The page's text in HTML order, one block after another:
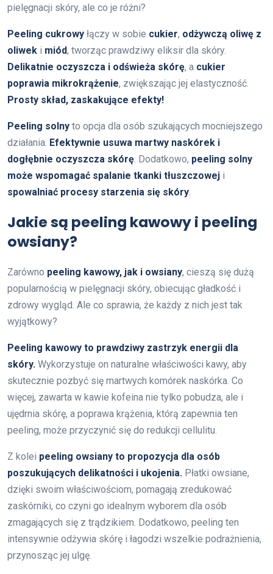
pielęgnacji skóry, ale co je różni?
Peeling cukrowy łączy w sobie cukier, odżywczą oliwę z
oliwek i miód, tworząc prawdziwy eliksir dla skóry.
Delikatnie oczyszcza i odświeża skórę, a cukier
poprawia mikrokrążenie, zwiększając jej elastyczność.
Prosty skład, zaskakujące efekty!
Peeling solny to opcja dla osób szukających mocniejszego
działania. Efektywnie usuwa martwy naskórek i
dogłębnie oczyszcza skórę. Dodatkowo, peeling solny
może wspomagać spalanie tkanki tłuszczowej i
spowalniać procesy starzenia się skóry.
Jakie są peeling kawowy i peeling
owsiany?
Zarówno peeling kawowy, jak i owsiany, cieszą się dużą
popularnością w pielęgnacji skóry, obiecując gładkość i
zdrowy wygląd. Ale co sprawia, że każdy z nich jest tak
wyjątkowy?
Peeling kawowy to prawdziwy zastrzyk energii dla
skóry. Wykorzystuje on naturalne właściwości kawy, aby
skutecznie pozbyć się martwych komórek naskórka. Co
więcej, zawarta w kawie kofeina nie tylko pobudza, ale i
ujędrnia skórę, a poprawa krążenia, którą zapewnia ten
peeling, może przyczynić się do redukcji cellulitu.
Z kolei peeling owsiany to propozycja dla osób
poszukujących delikatności i ukojenia. Płatki owsiane,
dzięki swoim właściwościom, pomagają zredukować
zaskórniki, co czyni go idealnym wyborem dla osób
zmagających się z trądzikiem. Dodatkowo, peeling ten
intensywnie odżywia skórę i łagodzi wszelkie podrażnienia,
przynosząc jej ulgę.